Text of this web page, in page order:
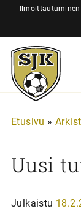
SiirryIlmoittautuminen
Sjk-
Juniorit
Etusivu »
Uusi
Julkaistu